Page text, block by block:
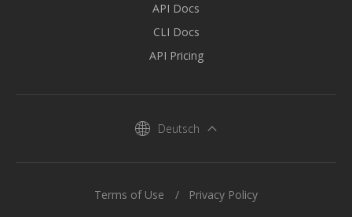
API Docs
CLI Docs
API Pricing
Deutsch
Terms of Use Privacy Policy